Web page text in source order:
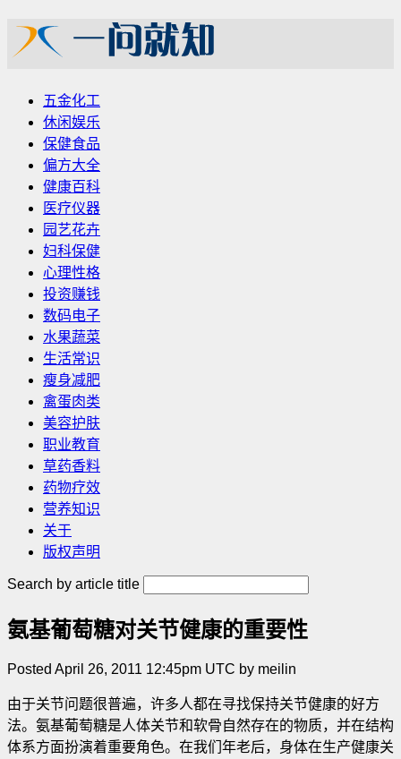
五金化工
休闲娱乐
保健食品
偏方大全
健康百科
医疗仪器
园艺花卉
妇科保健
心理性格
投资赚钱
数码电子
水果蔬菜
生活常识
瘦身减肥
禽蛋肉类
美容护肤
职业教育
草药香料
药物疗效
营养知识
关于
版权声明
Search by article title
氨基葡萄糖对关节健康的重要性
Posted April 26, 2011 12:45pm UTC by meilin
由于关节问题很普遍，许多人都在寻找保持关节健康的好方
法。氨基葡萄糖是人体关节和软骨自然存在的物质，并在结构
体系方面扮演着重要角色。在我们年老后，身体在生产健康关